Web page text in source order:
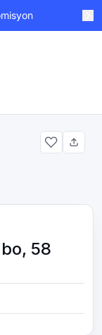
58